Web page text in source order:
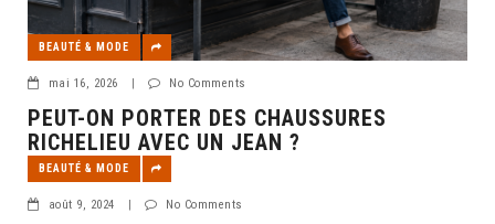
BEAUTÉ & MODE
mai 16, 2026 | No Comments
PEUT-ON PORTER DES CHAUSSURES
RICHELIEU AVEC UN JEAN ?
BEAUTÉ & MODE
août 9, 2024 | No Comments